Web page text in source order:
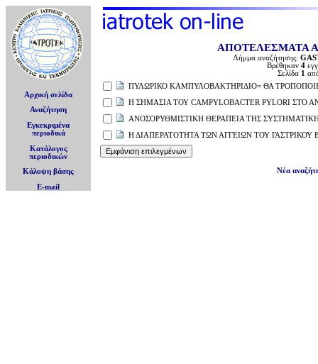
Αρχική σελίδα
Αναζήτηση
Εγκεκριμένα
περιοδικά
Κατάλογος
περιοδικών
Κάλυψη βάσης
E-mail
ΑΠΟΤΕΛΕΣΜΑΤΑ
Λήμμα αναζήτησης:
Βρέθηκαν 4
Σελίδα 1
ΠΥΛΩΡΙΚΟ ΚΑΜΠΥΛΟΒΑΚΤΗΡΙΔΙΟ= ΘΑ
Η ΣΗΜΑΣΙΑ ΤΟΥ CAMPYLOBACTER PYLORI ΣΤΟ
ΑΝΟΣΟΡΥΘΜΙΣΤΙΚΗ ΘΕΡΑΠΕΙΑ ΤΗΣ
Η ΔΙΑΠΕΡΑΤΟΤΗΤΑ ΤΩΝ ΑΓΓΕΙΩΝ ΤΟΥ
Νέα